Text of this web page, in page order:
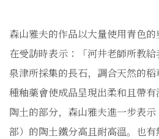
森山雅夫的作品以大量使用青色
在受訪時表示：「河井老師所教
泉津所採集的長石，調合天然的
種釉藥會使成品呈現出柔和且帶
陶土的部分，森山雅夫進一步表
部）的陶土鐵分高且耐高溫。也